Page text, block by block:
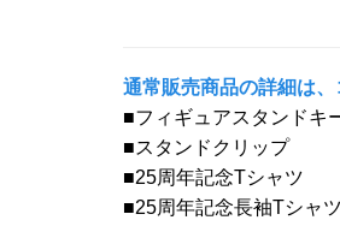
通常販売商品の詳細は、
■フィギュアスタンドキ
■スタンドクリップ
■25周年記念Tシャツ
■25周年記念長袖Tシャツ